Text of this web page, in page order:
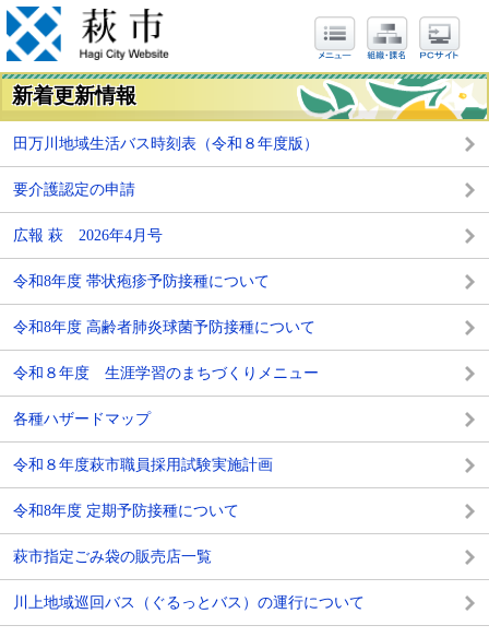
新着更新情報
田万川地域生活バス時刻表（令和８年度版）
要介護認定の申請
広報 萩 2026年4月号
令和8年度 帯状疱疹予防接種について
令和8年度 高齢者肺炎球菌予防接種について
令和８年度 生涯学習のまちづくりメニュー
各種ハザードマップ
令和８年度萩市職員採用試験実施計画
令和8年度 定期予防接種について
萩市指定ごみ袋の販売店一覧
川上地域巡回バス（ぐるっとバス）の運行について